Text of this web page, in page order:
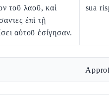
τοῦ λαοῦ, καὶ
ἐπὶ τῇ
αὐτοῦ ἐσίγησαν.
sua